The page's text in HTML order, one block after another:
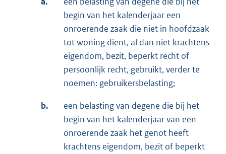
begin van het kalenderjaar een
onroerende zaak die niet in hoofdzaak
tot woning dient, al dan niet krachtens
eigendom, bezit, beperkt recht of
persoonlijk recht, gebruikt, verder te
noemen: gebruikersbelasting;
b.
een belasting van degene die bij het
begin van het kalenderjaar van een
onroerende zaak het genot heeft
krachtens eigendom, bezit of beperkt